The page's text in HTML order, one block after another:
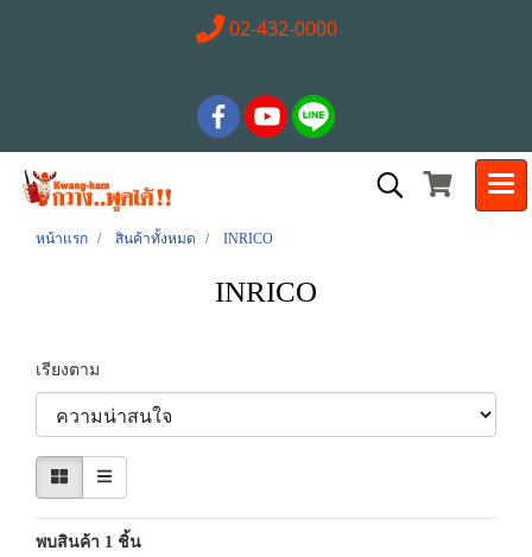
02-432-0000
หน้าแรก สินค้าทั้งหมด INRICO
INRICO
เรียงตาม
พบสินค้า 1 ชิ้น